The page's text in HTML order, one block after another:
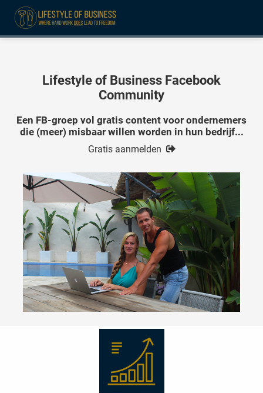
Lifestyle of Business Facebook
Community
Een FB-groep vol gratis content voor ondernemers
die (meer) misbaar willen worden in hun bedrijf...
Gratis aanmelden
om
te
Ze
gebruikt
en
kan de